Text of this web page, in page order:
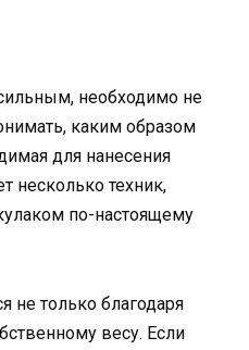
необходимо не
каким образом
для нанесения
несколько техник,
по-настоящему
не только благодаря
весу. Если